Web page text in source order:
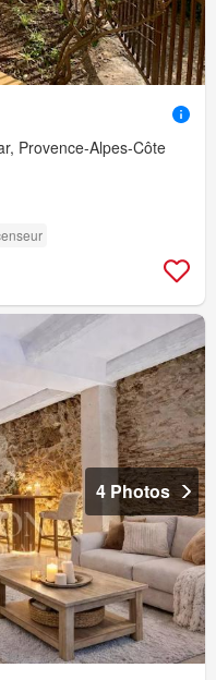
Provence-Alpes-Côte
4 Photos